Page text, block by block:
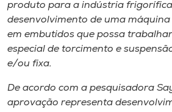
produto para a indústria
desenvolvimento de uma
em embutidos que possa
especial de torcimento e
e/ou fixa.
De acordo com a pesquisadora
aprovação representa